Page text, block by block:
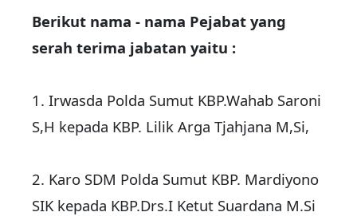
Berikut nama - nama Pejabat yang
serah terima jabatan yaitu :
1. Irwasda Polda Sumut KBP.Wahab Saroni
S,H kepada KBP. Lilik Arga Tjahjana M,Si,
2. ‎Karo SDM Polda Sumut KBP. Mardiyono
SIK kepada KBP.Drs.I Ketut Suardana M.Si